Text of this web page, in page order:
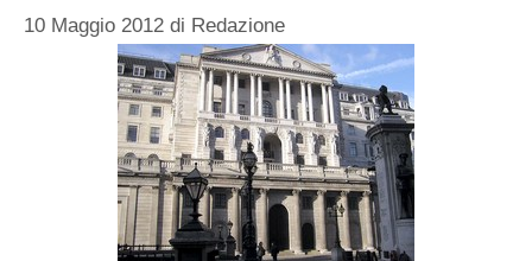
10 Maggio 2012 di Redazione